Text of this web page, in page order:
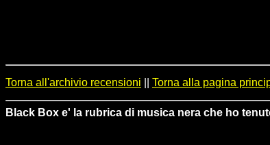
Torna all'archivio recensioni Torna alla pagina
Black Box e' la rubrica di musica nera che ho